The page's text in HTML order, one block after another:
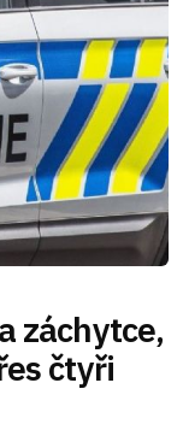
záchytce,
čtyři